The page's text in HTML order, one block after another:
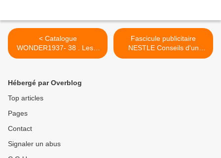
< Catalogue
WONDER1937- 38 . Les 3
inséparables!
Fascicule publicitaire
NESTLE Conseils d'un
médecin aux jeunes
Hébergé par Overblog
Top articles
Pages
Contact
Signaler un abus